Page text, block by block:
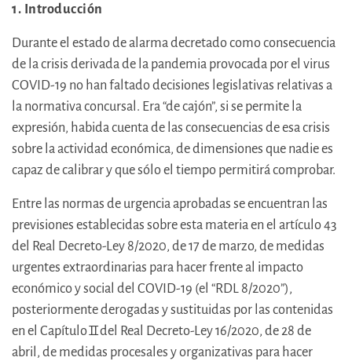
1. Introducción
Durante el estado de alarma decretado como consecuencia
de la crisis derivada de la pandemia provocada por el virus
COVID-19 no han faltado decisiones legislativas relativas a
la normativa concursal. Era “de cajón”, si se permite la
expresión, habida cuenta de las consecuencias de esa crisis
sobre la actividad económica, de dimensiones que nadie es
capaz de calibrar y que sólo el tiempo permitirá comprobar.
Entre las normas de urgencia aprobadas se encuentran las
previsiones establecidas sobre esta materia en el artículo 43
del Real Decreto-Ley 8/2020, de 17 de marzo, de medidas
urgentes extraordinarias para hacer frente al impacto
económico y social del COVID-19 (el “RDL 8/2020”),
posteriormente derogadas y sustituidas por las contenidas
en el Capítulo II del Real Decreto-Ley 16/2020, de 28 de
abril, de medidas procesales y organizativas para hacer